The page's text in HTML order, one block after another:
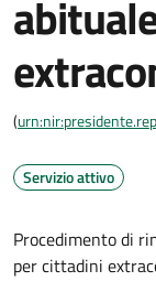
(
Servizio attivo
Procedimento di
per cittadini